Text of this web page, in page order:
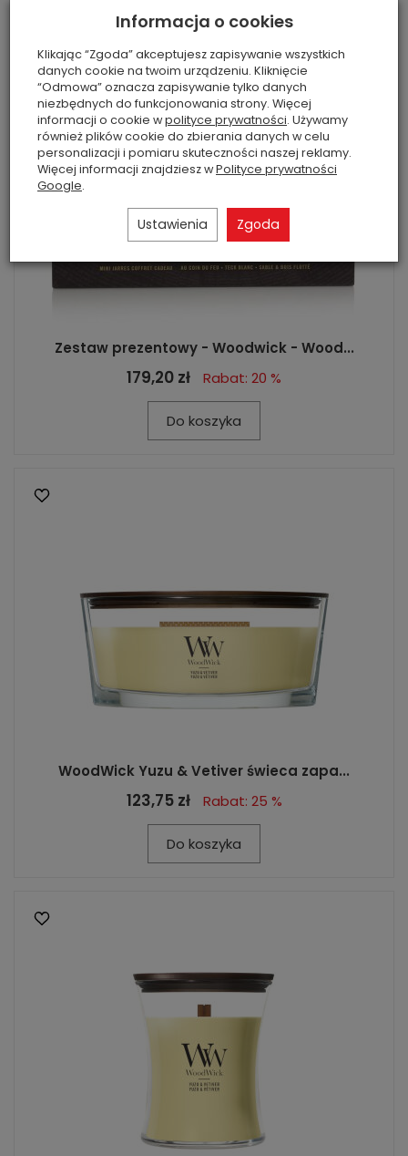
Zestaw prezentowy - Woodwick - Wood...
179,20 zł Rabat: 20 %
Do koszyka
WoodWick Yuzu & Vetiver świeca zapa...
123,75 zł Rabat: 25 %
Do koszyka
Informacja o cookies
Klikając “Zgoda” akceptujesz zapisywanie wszystkich
danych cookie na twoim urządzeniu. Kliknięcie
“Odmowa” oznacza zapisywanie tylko danych
niezbędnych do funkcjonowania strony. Więcej
informacji o cookie wpolityce prywatności. Używamy
również plików cookie do zbierania danych w celu
personalizacji i pomiaru skuteczności naszej reklamy.
Więcej informacji znajdziesz wPolityce prywatności
Google.
Ustawienia Zgoda